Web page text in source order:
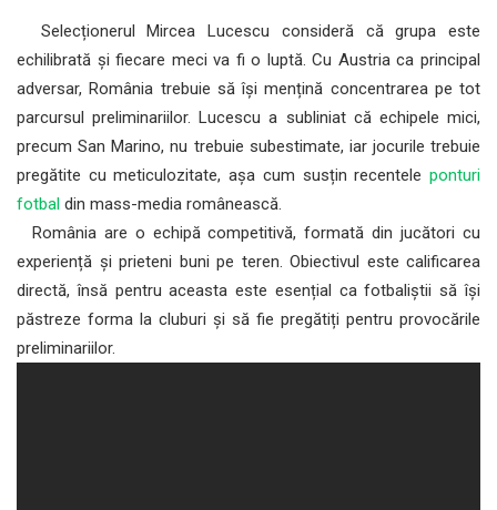
Selecționerul Mircea Lucescu consideră că grupa este
echilibrată și fiecare meci va fi o luptă. Cu Austria ca principal
adversar, România trebuie să își mențină concentrarea pe tot
parcursul preliminariilor. Lucescu a subliniat că echipele mici,
precum San Marino, nu trebuie subestimate, iar jocurile trebuie
pregătite cu meticulozitate, așa cum susțin recentele ponturi
fotbal din mass-media românească.
România are o echipă competitivă, formată din jucători cu
experiență și prieteni buni pe teren. Obiectivul este calificarea
directă, însă pentru aceasta este esențial ca fotbaliștii să își
păstreze forma la cluburi și să fie pregătiți pentru provocările
preliminariilor.